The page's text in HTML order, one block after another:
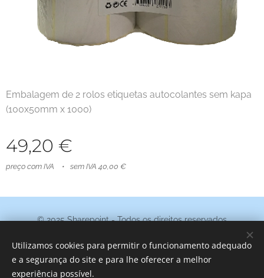
Embalagem de 2 rolos etiquetas autocolantes sem kapa
(100x50mm x 1000)
49,20 €
preço com IVA sem IVA 40,00 €
© 2025 Sharepoint - Todos os direitos reservados
Cookies
Utilizamos cookies para permitir o funcionamento adequado
e a segurança do site e para lhe oferecer a melhor
experiência possível.